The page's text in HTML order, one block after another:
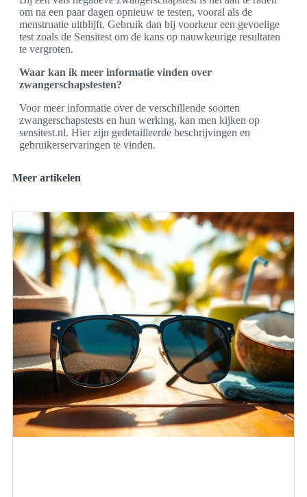
om na een paar dagen opnieuw te testen, vooral als de
menstruatie uitblijft. Gebruik dan bij voorkeur een gevoelige
test zoals de Sensitest om de kans op nauwkeurige resultaten
te vergroten.
Waar kan ik meer informatie vinden over
zwangerschapstesten?
Voor meer informatie over de verschillende soorten
zwangerschapstests en hun werking, kan men kijken op
sensitest.nl. Hier zijn gedetailleerde beschrijvingen en
gebruikerservaringen te vinden.
Meer artikelen